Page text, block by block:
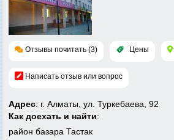
Отзывы почитать (3) Цены
Написать отзыв или вопрос
Адрес: г. Алматы, ул. Туркебаева, 92
Как доехать и найти:
район базара Тастак